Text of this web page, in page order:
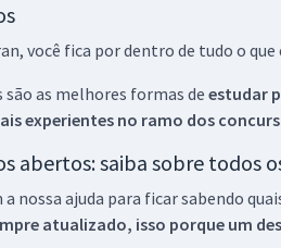
você fica por dentro de tudo o
são as melhores formas de estudar
experientes no ramo dos
abertos: saiba sobre todos
nossa ajuda para ficar sabendo
atualizado, isso porque um